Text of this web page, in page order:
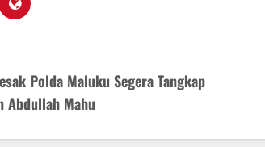
Polda Maluku Segera Tangkap
Abdullah Mahu